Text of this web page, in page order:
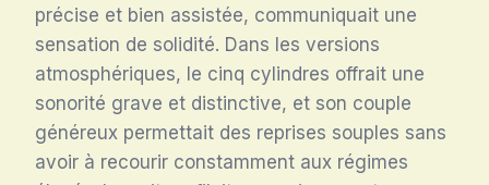
précise et bien assistée, communiquait une
sensation de solidité. Dans les versions
atmosphériques, le cinq cylindres offrait une
sonorité grave et distinctive, et son couple
généreux permettait des reprises souples sans
avoir à recourir constamment aux régimes